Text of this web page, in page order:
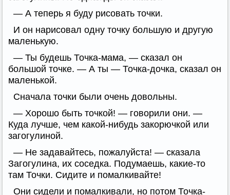
— А теперь я буду рисовать точки.
И он нарисовал одну точку большую и другую
маленькую.
— Ты будешь Точка-мама, — сказал он
большой точке. — А ты — Точка-дочка, сказал он
маленькой.
Сначала точки были очень довольны.
— Хорошо быть точкой! — говорили они. —
Куда лучше, чем какой-нибудь закорючкой или
загогулиной.
— Не задавайтесь, пожалуйста! — сказала
Загогулина, их соседка. Подумаешь, какие-то
там Точки. Сидите и помалкивайте!
Они сидели и помалкивали, но потом Точка-